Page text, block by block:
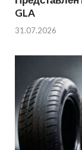
GLA
31.07.2026